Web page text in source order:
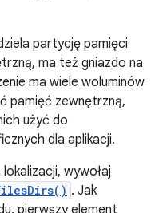
partycję pamięci
ma też gniazdo na
ma wiele woluminów
pamięć zewnętrzną,
użyć do
dla aplikacji.
wywołaj
. Jak
pierwszy element